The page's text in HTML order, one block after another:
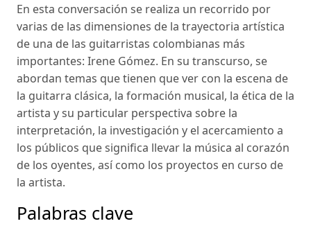
En esta conversación se realiza un recorrido por
varias de las dimensiones de la trayectoria artística
de una de las guitarristas colombianas más
importantes: Irene Gómez. En su transcurso, se
abordan temas que tienen que ver con la escena de
la guitarra clásica, la formación musical, la ética de la
artista y su particular perspectiva sobre la
interpretación, la investigación y el acercamiento a
los públicos que significa llevar la música al corazón
de los oyentes, así como los proyectos en curso de
la artista.
Palabras clave